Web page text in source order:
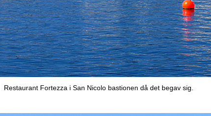
Restaurant Fortezza i San Nicolo bastionen då det begav sig.